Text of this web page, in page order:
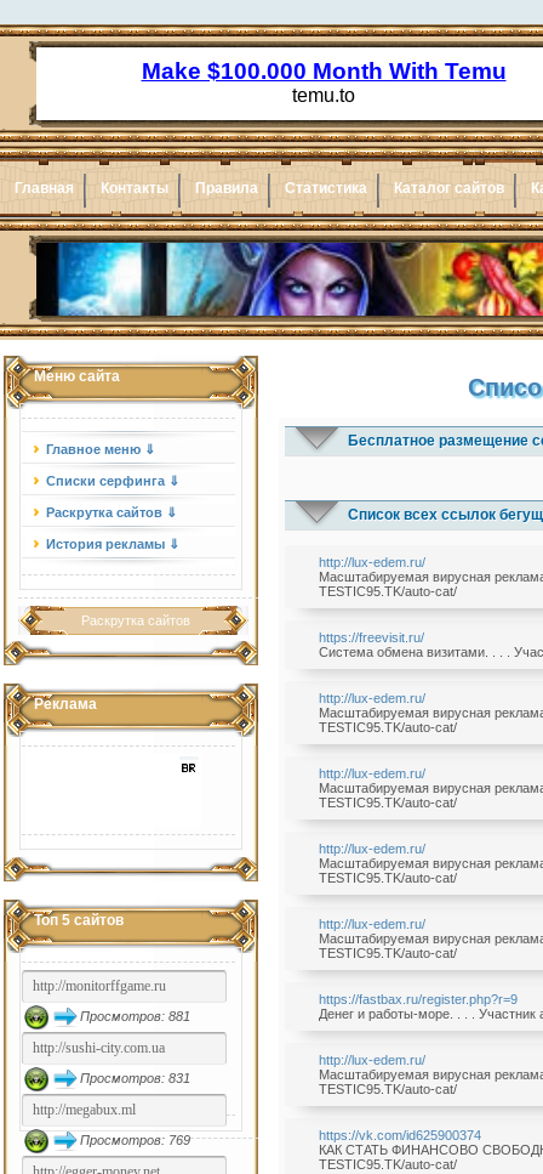
Главная Контакты Правила Статистика Каталог сайтов
Меню сайта
Главное меню ⇓
Списки серфинга ⇓
Раскрутка сайтов ⇓
История рекламы ⇓
Раскрутка сайтов
Реклама
Топ 5 сайтов
Просмотров: 881
Просмотров: 831
Просмотров: 769
Бесплатное размещение
Список всех ссылок
http://lux-edem.ru/
Масштабируемая вирусная
TESTIC95.TK/auto-cat/
https://freevisit.ru/
Система обмена визитами. . . .
http://lux-edem.ru/
Масштабируемая вирусная
TESTIC95.TK/auto-cat/
http://lux-edem.ru/
Масштабируемая вирусная
TESTIC95.TK/auto-cat/
http://lux-edem.ru/
Масштабируемая вирусная
TESTIC95.TK/auto-cat/
http://lux-edem.ru/
Масштабируемая вирусная
TESTIC95.TK/auto-cat/
https://fastbax.ru/register.php?r=9
Денег и работы-море. . . . Участник
http://lux-edem.ru/
Масштабируемая вирусная
TESTIC95.TK/auto-cat/
https://vk.com/id625900374
КАК СТАТЬ ФИНАНСОВО
TESTIC95.TK/auto-cat/